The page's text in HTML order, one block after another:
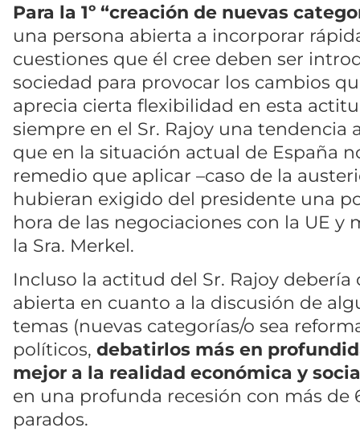
Para la 1º “creación de nuevas
una persona abierta a incorporar
cuestiones que él cree deben ser
sociedad para provocar los cambios
aprecia cierta flexibilidad en esta
siempre en el Sr. Rajoy una tendencia
que en la situación actual de España
remedio que aplicar –caso de la
hubieran exigido del presidente una
hora de las negociaciones con la UE y
la Sra. Merkel.
Incluso la actitud del Sr. Rajoy debería
abierta en cuanto a la discusión de
temas (nuevas categorías/o sea
políticos, debatirlos más en
mejor a la realidad económica y
en una profunda recesión con más de
parados.